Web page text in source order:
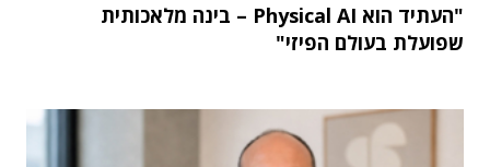
"העתיד הוא Physical AI – בינה מלאכותית
שפועלת בעולם הפיזי"